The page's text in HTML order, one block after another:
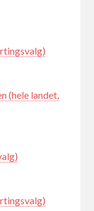
(hele landet,